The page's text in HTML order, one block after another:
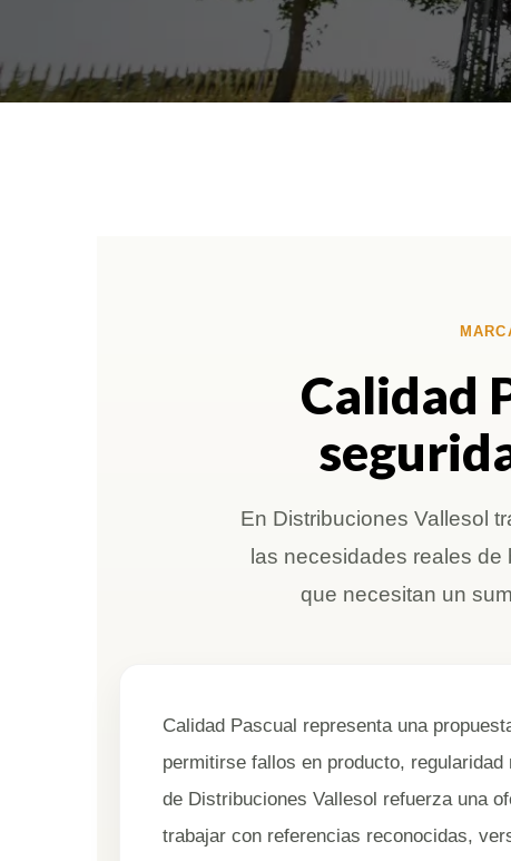
Calidad
En Distribuciones Vallesol
las necesidades reales
que necesitan un
Calidad Pascual representa una
permitirse fallos en producto,
de Distribuciones Vallesol refuerza una
trabajar con referencias reconocidas,